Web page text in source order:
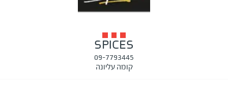
SPICES
09-7793445
קומה עליונה